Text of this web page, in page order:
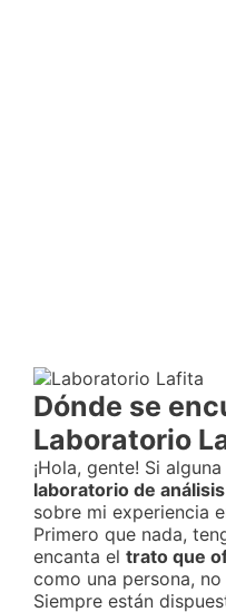
Dónde se
Laboratorio
¡Hola, gente! Si
laboratorio de
sobre mi experiencia
Primero que nada,
encanta el trato que
como una persona,
Siempre están